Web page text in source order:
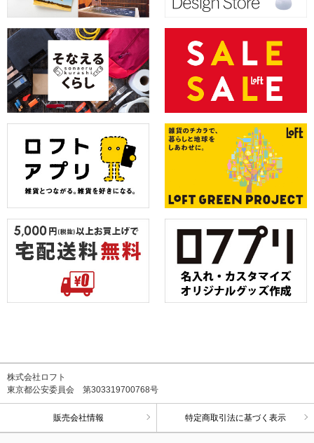
株式会社ロフト
東京都公安委員会 第303319700768号
販売会社情報 特定商取引法に基づく表示